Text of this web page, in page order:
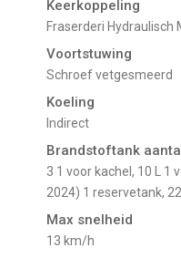
Keerkoppeling
Fraserderi Hydraulisch
Voortstuwing
schroef vetgesmeerd
Koeling
indirect
Brandstoftank
3 1 voor kachel, 10 L 1 voor motor, 180 L (vernieuwd in
2024) 1 reservetank,
Max snelheid
13 km/h